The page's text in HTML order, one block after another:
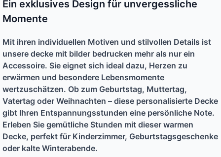
Ein exklusives Design für unvergessliche
Momente
Mit ihren individuellen Motiven und stilvollen Details ist
unsere decke mit bilder bedrucken mehr als nur ein
Accessoire. Sie eignet sich ideal dazu, Herzen zu
erwärmen und besondere Lebensmomente
wertzuschätzen. Ob zum Geburtstag, Muttertag,
Vatertag oder Weihnachten – diese personalisierte Decke
gibt Ihren Entspannungsstunden eine persönliche Note.
Erleben Sie gemütliche Stunden mit dieser warmen
Decke, perfekt für Kinderzimmer, Geburtstagsgeschenke
oder kalte Winterabende.